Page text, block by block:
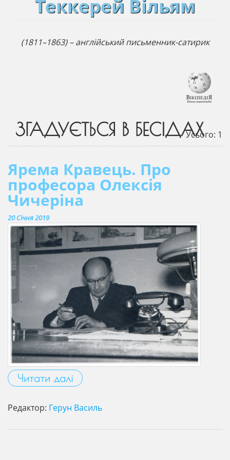
Теккерей Вільям
(1811–1863) – англійський письменник-сатирик
ЗГАДУЄТЬСЯ В БЕСІДАХУсього: 1
Ярема Кравець. Про
професора Олексія
Чичеріна
20 Січня 2019
Читати далі
Редактор: Герун Василь